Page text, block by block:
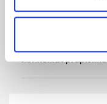
normama i propisima